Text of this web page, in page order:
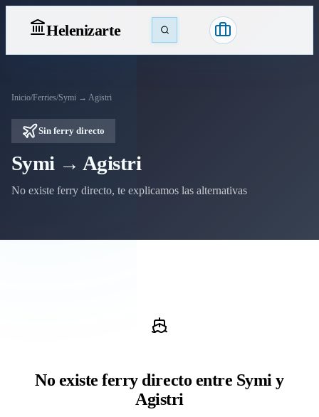
Helenizarte
Inicio/Ferries/Symi → Agistri
Sin ferry directo
Symi → Agistri
No existe ferry directo, te explicamos las alternativas
No existe ferry directo entre Symi y
Agistri